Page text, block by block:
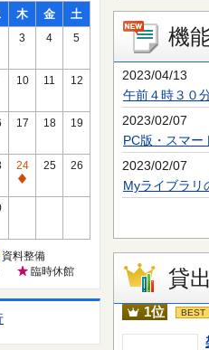
木 金 土
3 4 5
10 11 12
17 18 19
24
通
館
日
25 26
資料整備
臨時休館
機
2023/04/13
午前４時３０
2023/02/07
PC版・スマー
2023/02/07
Myライブラリ
貸
1位 BEST